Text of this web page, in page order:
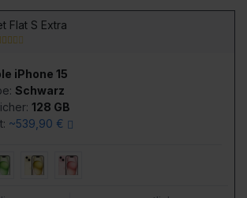
Flat S Extra
iPhone 15
Schwarz
128 GB
~539,90 €